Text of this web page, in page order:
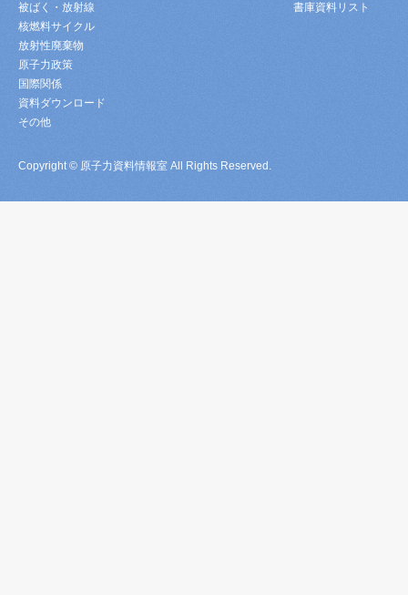
被ばく・放射線
核燃料サイクル
放射性廃棄物
原子力政策
国際関係
資料ダウンロード
その他
書庫資料リスト
Copyright © 原子力資料情報室 All Rights Reserved.